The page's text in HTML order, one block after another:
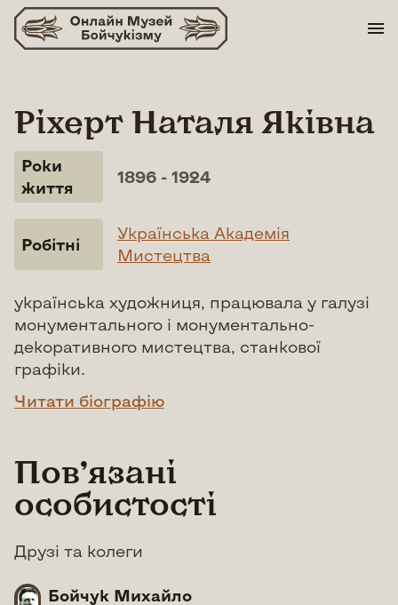
Skip
content
Ріхерт Наталя Яківна
Роки
життя
1896 - 1924
Робітні
Українська Академія
Мистецтва
українська художниця, працювала у галузі
монументального і монументально-
декоративного мистецтва, станкової
графіки.
Читати біографію
Повʼязані
особистості
Друзі та колеги
Бойчук Михайло